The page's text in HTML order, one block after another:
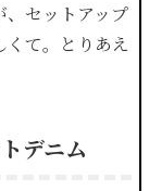
、セットアップ
くて。とりあえ
デニム